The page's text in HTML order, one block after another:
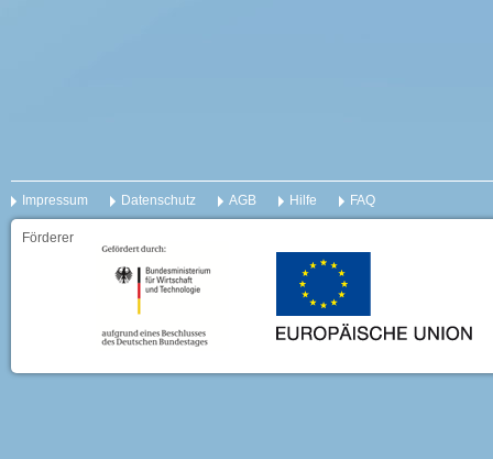
Impressum Datenschutz AGB Hilfe FAQ
Förderer